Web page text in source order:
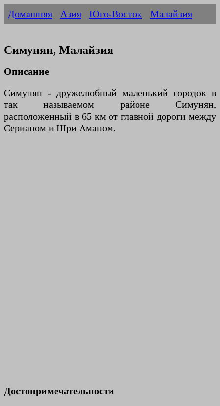
Домашняя Азия Юго-Восток Малайзия
Симунян, Малайзия
Описание
Симунян - дружелюбный маленький городок в
так называемом районе Симунян,
расположенный в 65 км от главной дороги между
Серианом и Шри Аманом.
Достопримечательности